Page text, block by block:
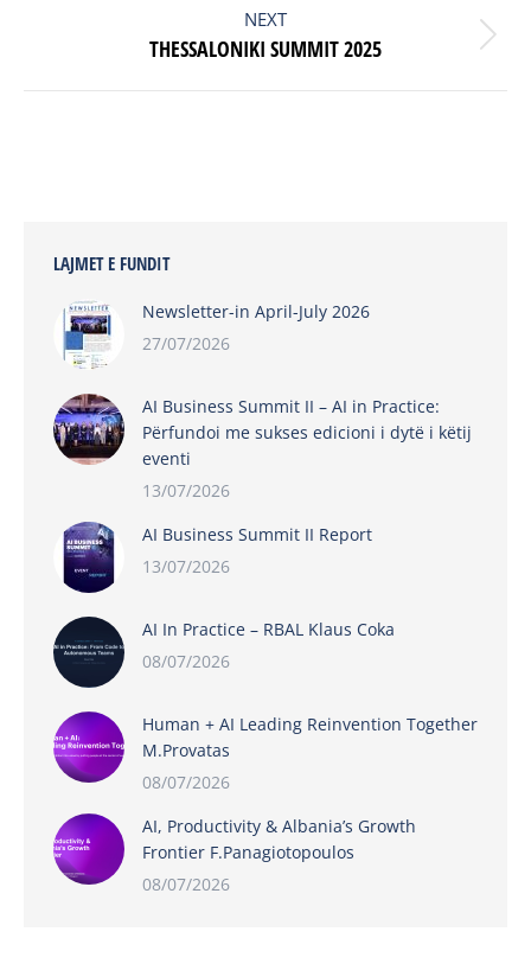
NEXT
Next
THESSALONIKI SUMMIT 2025
LAJMET E FUNDIT
Newsletter-in April-July 2026
27/07/2026
AI Business Summit II – AI in Practice:
Përfundoi me sukses edicioni i dytë i këtij
eventi
13/07/2026
AI Business Summit II Report
13/07/2026
AI In Practice – RBAL Klaus Coka
08/07/2026
Human + AI Leading Reinvention Together
M.Provatas
08/07/2026
AI, Productivity & Albania’s Growth
Frontier F.Panagiotopoulos
08/07/2026